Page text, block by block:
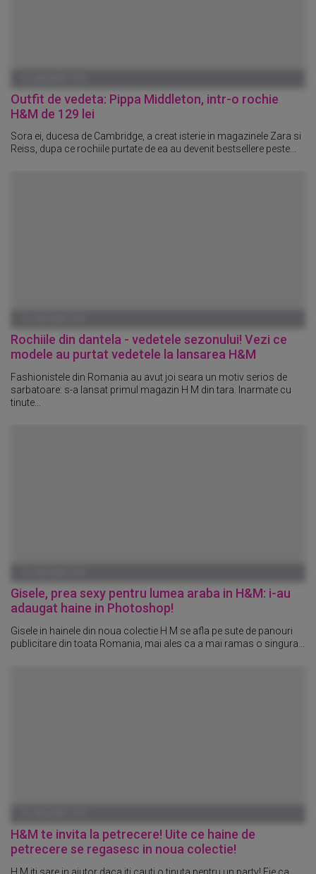
Outfit de vedeta: Pippa Middleton, intr-o rochie
H&M de 129 lei
Sora ei, ducesa de Cambridge, a creat isterie in magazinele Zara si
Reiss, dupa ce rochiile purtate de ea au devenit bestsellere peste...
Rochiile din dantela - vedetele sezonului! Vezi ce
modele au purtat vedetele la lansarea H&M
Fashionistele din Romania au avut joi seara un motiv serios de
sarbatoare: s-a lansat primul magazin H M din tara. Inarmate cu
tinute...
Gisele, prea sexy pentru lumea araba in H&M: i-au
adaugat haine in Photoshop!
Gisele in hainele din noua colectie H M se afla pe sute de panouri
publicitare din toata Romania, mai ales ca a mai ramas o singura...
H&M te invita la petrecere! Uite ce haine de
petrecere se regasesc in noua colectie!
H M iti sare in ajutor daca iti cauti o tinuta pentru un party! Fie ca